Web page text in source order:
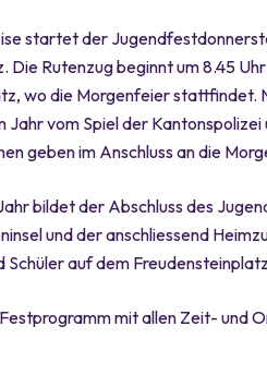
startet der
Die Rutenzug beginnt um 8.45
wo die Morgenfeier stattfindet.
Jahr vom Spiel der
geben im Anschluss an die
bildet der Abschluss des
und der anschliessend
Schüler auf dem
mit allen Zeit- und